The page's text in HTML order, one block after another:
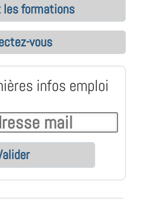
les formations
vous
infos emploi